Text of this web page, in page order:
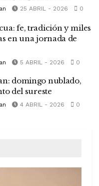
25 ABRIL - 2026 0
fe, tradición y miles
en una jornada de
5 ABRIL - 2026 0
domingo nublado,
del sureste
4 ABRIL - 2026 0